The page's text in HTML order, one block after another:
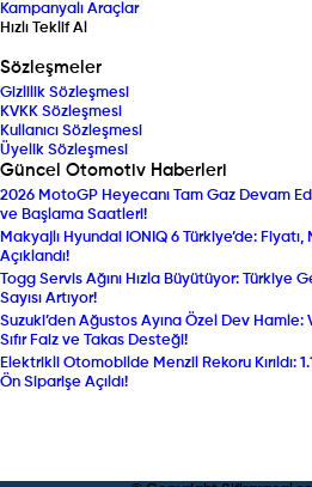
Kampanyalı Araçlar
Hızlı Teklif Al
Sözleşmeler
Gizlilik Sözleşmesi
KVKK Sözleşmesi
Kullanıcı Sözleşmesi
Üyelik Sözleşmesi
Güncel Otomotiv Haberleri
2026 MotoGP Heyecanı Tam Gaz Devam
ve Başlama Saatleri!
Makyajlı Hyundai IONIQ 6 Türkiye’de:
Açıklandı!
Togg Servis Ağını Hızla Büyütüyor:
Sayısı Artıyor!
Suzuki’den Ağustos Ayına Özel Dev
Sıfır Faiz ve Takas Desteği!
Elektrikli Otomobilde Menzil Rekoru Kırıldı:
Ön Siparişe Açıldı!